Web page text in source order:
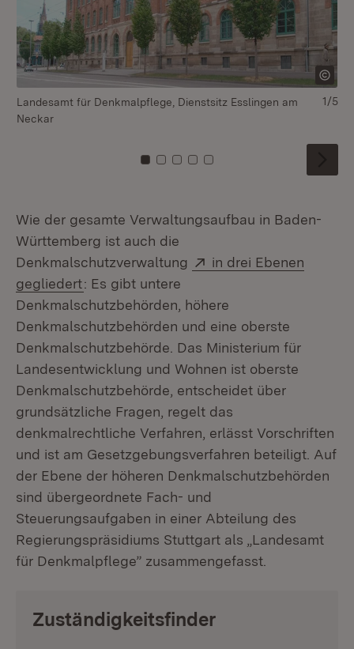
Landesamt für Denkmalpflege, Dienstsitz Esslingen am
Neckar
Zu Kachel: 0
Zu Kachel: 1
Zu Kachel: 2
Zu Kachel: 3
Zu Kachel: 4
1/5
Wie der gesamte Verwaltungsaufbau in Baden-
Württemberg ist auch die
Denkmalschutzverwaltung
Extern:
in drei Ebenen
gegliedert(Öffnet in neuem Fenster)
: Es gibt untere
Denkmalschutzbehörden, höhere
Denkmalschutzbehörden und eine oberste
Denkmalschutzbehörde. Das Ministerium für
Landesentwicklung und Wohnen ist oberste
Denkmalschutzbehörde, entscheidet über
grundsätzliche Fragen, regelt das
denkmalrechtliche Verfahren, erlässt Vorschriften
und ist am Gesetzgebungsverfahren beteiligt. Auf
der Ebene der höheren Denkmalschutzbehörden
sind übergeordnete Fach- und
Steuerungsaufgaben in einer Abteilung des
Regierungspräsidiums Stuttgart als „Landesamt
für Denkmalpflege” zusammengefasst.
Zuständigkeitsfinder